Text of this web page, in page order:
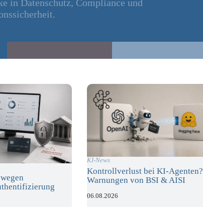
in Datenschutz, Compliance und
KI-News
Kontrollverlust bei KI-Agenten?
Warnungen von BSI & AISI
06.08.2026